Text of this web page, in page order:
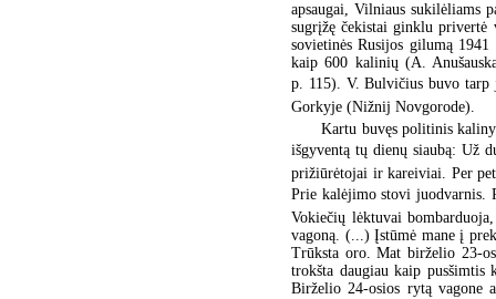
apsaugai, Vilniaus sukilėliams
sugrįžę čekistai ginklu privertė
sovietinės Rusijos gilumą
kaip 600 kalinių (A.
p. 115). V. Bulvičius buvo tarp
Gorkyje (Nižnij Novgorode).
Kartu buvęs politinis
išgyventą tų dienų siaubą: Už
prižiūrėtojai ir kareiviai. Per
Prie kalėjimo stovi
Vokiečių lėktuvai
vagoną. (...) Įstūmė mane į
Trūksta oro. Mat birželio 23-
trokšta daugiau kaip
Birželio 24-osios rytą vagone